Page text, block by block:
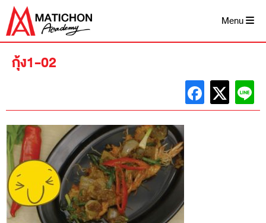
Skip
content
Menu
กุ้ง1-02